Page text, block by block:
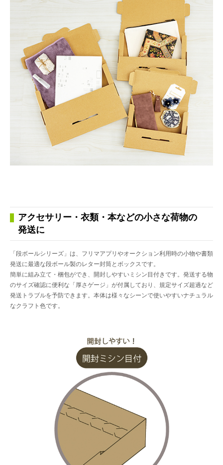
アクセサリー・衣類・本などの小さな荷物の
発送に
「段ボールシリーズ」は、フリマアプリやオークション利用時の小物や書類
発送に最適な段ボール製のレター封筒とボックスです。
簡単に組み立て・梱包ができ、開封しやすいミシン目付きです。発送する物
のサイズ確認に便利な「厚さゲージ」が付属しており、規定サイズ超過など
発送トラブルを予防できます。本体は様々なシーンで使いやすいナチュラル
なクラフト色です。